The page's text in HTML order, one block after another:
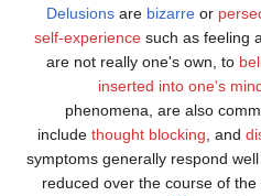
Delusions
self-experience
are not
include
symptoms
reduced